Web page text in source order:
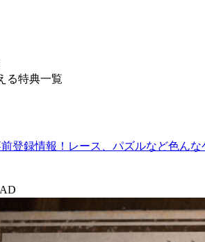
る特典一覧
前登録情報！レース、パズルなど色ん
AD